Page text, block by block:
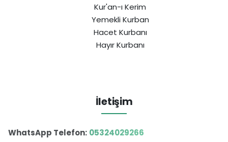
Kur'an-ı Kerim
Yemekli Kurban
Hacet Kurbanı
Hayır Kurbanı
İletişim
WhatsApp Telefon: 05324029266